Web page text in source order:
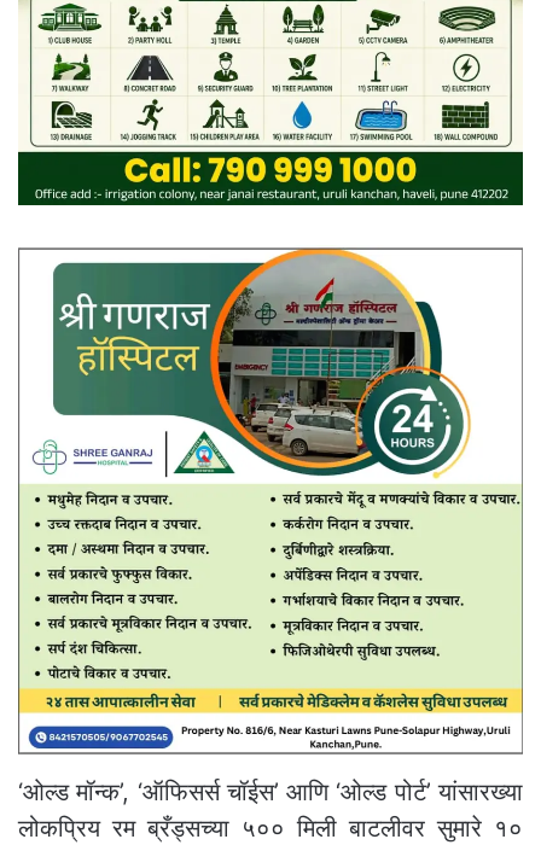
‘ओल्ड मॉन्क’, ‘ऑफिसर्स चॉईस’ आणि ‘ओल्ड पोर्ट’ यांसारख्या
लोकप्रिय रम ब्रँड्सच्या ५०० मिली बाटलीवर सुमारे १०